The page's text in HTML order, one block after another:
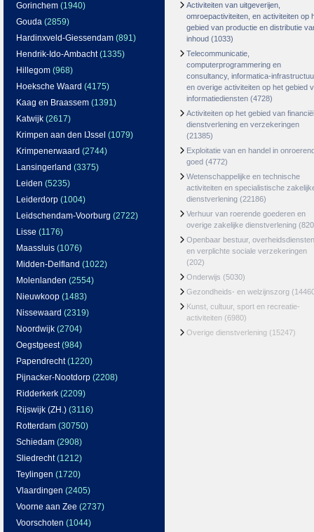
Gorinchem (1940)
Gouda (2859)
Hardinxveld-Giessendam (891)
Hendrik-Ido-Ambacht(1335)
Hillegom (968)
Hoeksche Waard (4175)
Kaag en Braassem (1391)
Katwijk (2617)
Krimpen aan den IJssel (1079)
Krimpenerwaard (2744)
Lansingerland (3375)
Leiden (5235)
Leiderdorp (1004)
Leidschendam-Voorburg (2722)
Lisse (1176)
Maassluis (1076)
Midden-Delfland (1022)
Molenlanden (2554)
Nieuwkoop (1483)
Nissewaard (2319)
Noordwijk (2704)
Oegstgeest(984)
Papendrecht(1220)
Pijnacker-Nootdorp (2208)
Ridderkerk (2209)
Rijswijk (ZH.) (3116)
Rotterdam (30750)
Schiedam (2908)
Sliedrecht(1212)
Teylingen (1720)
Vlaardingen (2405)
Voorne aan Zee (2737)
Voorschoten (1044)
Activiteiten van uitgeverijen,
omroepactiviteiten, en activiteiten op
gebied van productie en distributie
inhoud (1033)
Telecommunicatie,
computerprogrammering en
consultancy, informatica-
en overige activiteiten op het gebied
informatiediensten (4728)
Activiteiten op het gebied van
dienstverlening en verzekeringen
(21385)
Exploitatie van en handel in
goed (4772)
Wetenschappelijke en technische
activiteiten en specialistische
dienstverlening (22186)
Verhuur van roerende goederen en
overige zakelijke dienstverlening
Openbaar bestuur, overheidsdiensten
en verplichte sociale verzekeringen
(202)
Onderwijs (5030)
Gezondheids- en welzijnszorg
Kunst, cultuur, sport en recreatie-
activiteiten (6980)
Overige dienstverlening (15247)